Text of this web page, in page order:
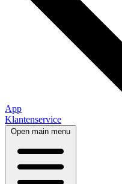
App
Klantenservice
Open main menu